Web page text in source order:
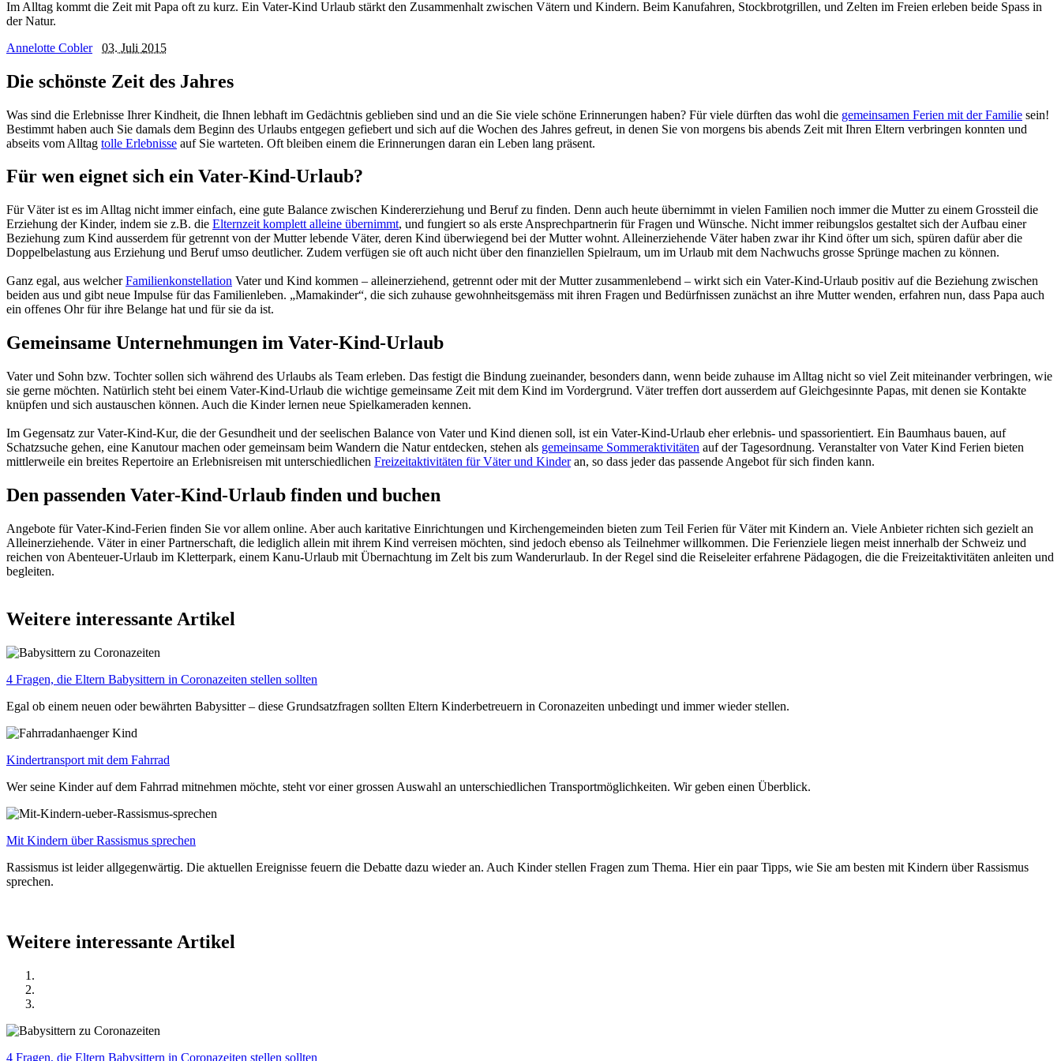
Im Alltag kommt die Zeit mit Papa oft zu kurz. Ein Vater-Kind Urlaub stärkt den Zusammenhalt zwischen Vätern und Kindern. Beim Kanufahren, Stockbrotgrillen, und Zelten im Freien erleben beide Spass in
der Natur.
Annelotte Cobler
03. Juli 2015
Die schönste Zeit des Jahres
Was sind die Erlebnisse Ihrer Kindheit, die Ihnen lebhaft im Gedächtnis geblieben sind und an die Sie viele schöne Erinnerungen haben? Für viele dürften das wohl die gemeinsamen Ferien mit der Familie sein!
Bestimmt haben auch Sie damals dem Beginn des Urlaubs entgegen gefiebert und sich auf die Wochen des Jahres gefreut, in denen Sie von morgens bis abends Zeit mit Ihren Eltern verbringen konnten und
abseits vom Alltag tolle Erlebnisse auf Sie warteten. Oft bleiben einem die Erinnerungen daran ein Leben lang präsent.
Für wen eignet sich ein Vater-Kind-Urlaub?
Für Väter ist es im Alltag nicht immer einfach, eine gute Balance zwischen Kindererziehung und Beruf zu finden. Denn auch heute übernimmt in vielen Familien noch immer die Mutter zu einem Grossteil die
Erziehung der Kinder, indem sie z.B. die Elternzeit komplett alleine übernimmt, und fungiert so als erste Ansprechpartnerin für Fragen und Wünsche. Nicht immer reibungslos gestaltet sich der Aufbau einer
Beziehung zum Kind ausserdem für getrennt von der Mutter lebende Väter, deren Kind überwiegend bei der Mutter wohnt. Alleinerziehende Väter haben zwar ihr Kind öfter um sich, spüren dafür aber die
Doppelbelastung aus Erziehung und Beruf umso deutlicher. Zudem verfügen sie oft auch nicht über den finanziellen Spielraum, um im Urlaub mit dem Nachwuchs grosse Sprünge machen zu können.
Ganz egal, aus welcherFamilienkonstellation Vater und Kind kommen – alleinerziehend, getrennt oder mit der Mutter zusammenlebend – wirkt sich ein Vater-Kind-Urlaub positiv auf die Beziehung zwischen
beiden aus und gibt neue Impulse für das Familienleben. „Mamakinder“, die sich zuhause gewohnheitsgemäss mit ihren Fragen und Bedürfnissen zunächst an ihre Mutter wenden, erfahren nun, dass Papa auch
ein offenes Ohr für ihre Belange hat und für sie da ist.
Gemeinsame Unternehmungen im Vater-Kind-Urlaub
Vater und Sohn bzw. Tochter sollen sich während des Urlaubs als Team erleben. Das festigt die Bindung zueinander, besonders dann, wenn beide zuhause im Alltag nicht so viel Zeit miteinander verbringen, wie
sie gerne möchten. Natürlich steht bei einem Vater-Kind-Urlaub die wichtige gemeinsame Zeit mit dem Kind im Vordergrund. Väter treffen dort ausserdem auf Gleichgesinnte Papas, mit denen sie Kontakte
knüpfen und sich austauschen können. Auch die Kinder lernen neue Spielkameraden kennen.
Im Gegensatz zur Vater-Kind-Kur, die der Gesundheit und der seelischen Balance von Vater und Kind dienen soll, ist ein Vater-Kind-Urlaub eher erlebnis- und spassorientiert. Ein Baumhaus bauen, auf
Schatzsuche gehen, eine Kanutour machen oder gemeinsam beim Wandern die Natur entdecken, stehen als gemeinsame Sommeraktivitäten auf der Tagesordnung. Veranstalter von Vater Kind Ferien bieten
mittlerweile ein breites Repertoire an Erlebnisreisen mit unterschiedlichen Freizeitaktivitäten für Väter und Kinderan, so dass jeder das passende Angebot für sich finden kann.
Den passenden Vater-Kind-Urlaub finden und buchen
Angebote für Vater-Kind-Ferien finden Sie vor allem online. Aber auch karitative Einrichtungen und Kirchengemeinden bieten zum Teil Ferien für Väter mit Kindern an. Viele Anbieter richten sich gezielt an
Alleinerziehende. Väter in einer Partnerschaft, die lediglich allein mit ihrem Kind verreisen möchten, sind jedoch ebenso als Teilnehmer willkommen. Die Ferienziele liegen meist innerhalb der Schweiz und
reichen von Abenteuer-Urlaub im Kletterpark, einem Kanu-Urlaub mit Übernachtung im Zelt bis zum Wanderurlaub. In der Regel sind die Reiseleiter erfahrene Pädagogen, die die Freizeitaktivitäten anleiten und
begleiten.
Weitere interessante Artikel
4 Fragen, die Eltern Babysittern in Coronazeiten stellen sollten
Egal ob einem neuen oder bewährten Babysitter – diese Grundsatzfragen sollten Eltern Kinderbetreuern in Coronazeiten unbedingt und immer wieder stellen.
Kindertransport mit dem Fahrrad
Wer seine Kinder auf dem Fahrrad mitnehmen möchte, steht vor einer grossen Auswahl an unterschiedlichen Transportmöglichkeiten. Wir geben einen Überblick.
Mit Kindern über Rassismus sprechen
Rassismus ist leider allgegenwärtig. Die aktuellen Ereignisse feuern die Debatte dazu wieder an. Auch Kinder stellen Fragen zum Thema. Hier ein paar Tipps, wie Sie am besten mit Kindern über Rassismus
sprechen.
Weitere interessante Artikel
4 Fragen, die Eltern Babysittern in Coronazeiten stellen sollten